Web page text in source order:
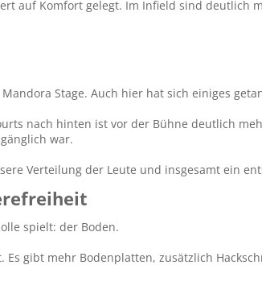
auf Komfort gelegt. Im Infield sind deutlich
Stage. Auch hier hat sich einiges
nach hinten ist vor der Bühne deutlich
war.
Verteilung der Leute und insgesamt ein
spielt: der Boden.
Es gibt mehr Bodenplatten, zusätzlich